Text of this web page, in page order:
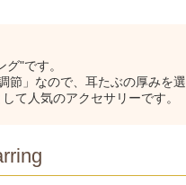
"です。
節」なので、耳たぶの厚みを
て人気のアクセサリーです。